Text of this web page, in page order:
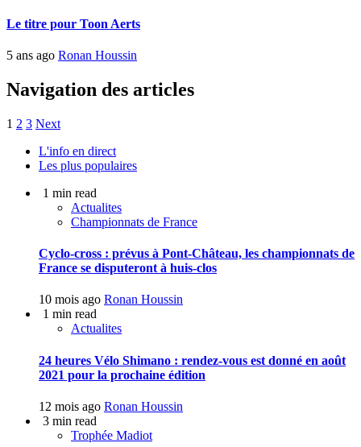
Le titre pour Toon Aerts
5 ans ago Ronan Houssin
Navigation des articles
1 2 3 Next
L'info en direct
Les plus populaires
1 min read
Actualites
Championnats de France
Cyclo-cross : prévus à Pont-Château, les championnats de
France se disputeront à huis-clos
10 mois ago Ronan Houssin
1 min read
Actualites
24 heures Vélo Shimano : rendez-vous est donné en août
2021 pour la prochaine édition
12 mois ago Ronan Houssin
3 min read
Trophée Madiot